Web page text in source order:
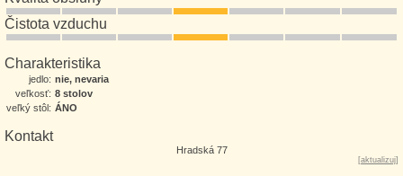
Čistota vzduchu
Charakteristika
jedlo: nie, nevaria
veľkosť: 8 stolov
veľký stôl: ÁNO
Kontakt
Hradská 77
[aktualizuj]